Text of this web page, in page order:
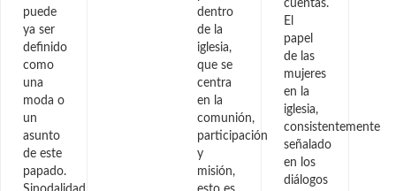
puede
ya ser
definido
como
una
moda o
un
asunto
de este
papado.
dentro
de la
iglesia,
que se
centra
en la
comunión,
participación
y
misión,
cuentas.
El
papel
de las
mujeres
en la
iglesia,
consistentemente
señalado
en los
diálogos